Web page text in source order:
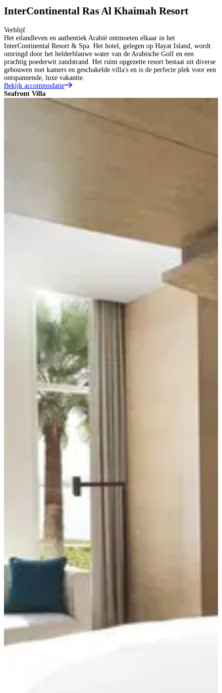
InterContinental Ras Al Khaimah Resort
Verblijf
Het eilandleven en authentiek Arabië ontmoeten elkaar in het
InterContinental Resort & Spa. Het hotel, gelegen op Hayat Island, wordt
omringd door het helderblauwe water van de Arabische Golf en een
prachtig poederwit zandstrand. Het ruim opgezette resort bestaat uit diverse
gebouwen met kamers en geschakelde villa's en is de perfecte plek voor een
ontspannende, luxe vakantie.
Bekijk accommodatie
Seafront Villa